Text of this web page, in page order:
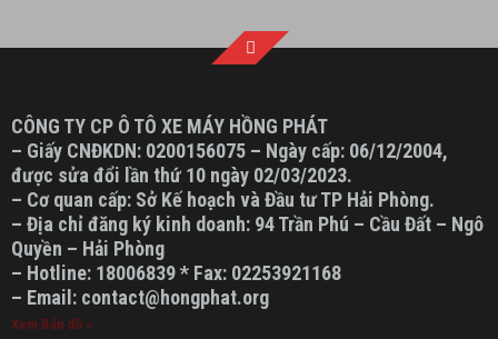
CÔNG TY CP Ô TÔ XE MÁY HỒNG PHÁT
– Giấy CNĐKDN: 0200156075 – Ngày cấp: 06/12/2004,
được sửa đổi lần thứ 10 ngày 02/03/2023.
– Cơ quan cấp: Sở Kế hoạch và Đầu tư TP Hải Phòng.
– Địa chỉ đăng ký kinh doanh: 94 Trần Phú – Cầu Đất – Ngô
Quyền – Hải Phòng
– Hotline: 18006839 * Fax: 02253921168
– Email: contact@hongphat.org
Xem Bản đồ »